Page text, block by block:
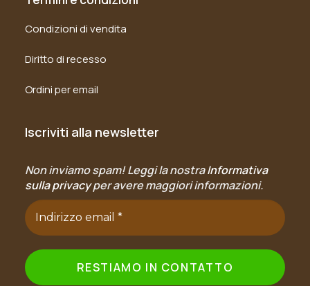
Condizioni di vendita
Diritto di recesso
Ordini per email
Iscriviti alla newsletter
Non inviamo spam! Leggi la nostraInformativa
sulla privacyper avere maggiori informazioni.